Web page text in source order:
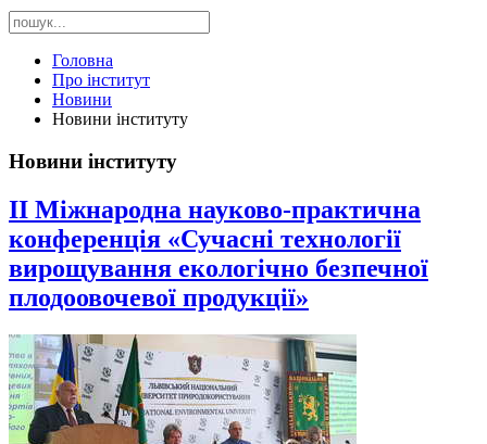
Головна
Про інститут
Новини
Новини інституту
Новини інституту
II Міжнародна науково-практична
конференція «Сучасні технології
вирощування екологічно безпечної
плодоовочевої продукції»